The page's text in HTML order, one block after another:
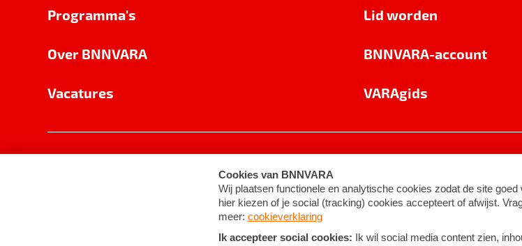
Programma's
Over BNNVARA
Vacatures
Lid worden
BNNVARA-account
VARAgids
Cookie-instellingen Algemene voorwaarden ©2026BNNVARA